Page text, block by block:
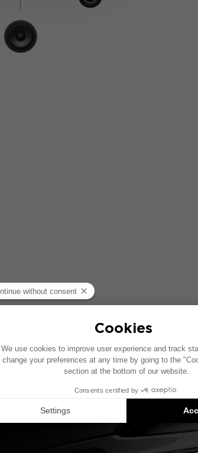
véhicule comprenant un système
le placement des éléments présentés
de produits compatibles : chaque